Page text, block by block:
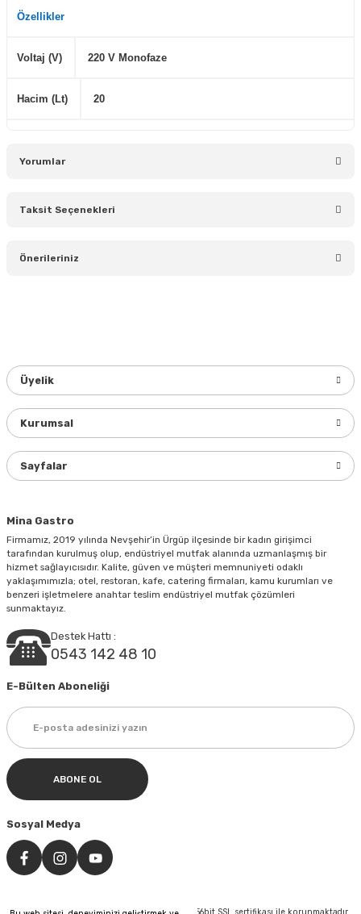
Özellikler
Voltaj (V) 220 V Monofaze
Hacim (Lt) 20
Yorumlar
Taksit Seçenekleri
Önerileriniz
Ürün bilgilerinde hatalar bulunuyor.
Bu ürüne benzer farklı alternatifler olmalı.
Gönder
Mina Gastro
Firmamız, 2019 yılında Nevşehir’in Ürgüp ilçesinde bir kadın girişimci
tarafından kurulmuş olup, endüstriyel mutfak alanında uzmanlaşmış bir
hizmet sağlayıcısıdır. Kalite, güven ve müşteri memnuniyeti odaklı
yaklaşımımızla; otel, restoran, kafe, catering firmaları, kamu kurumları ve
benzeri işletmelere anahtar teslim endüstriyel mutfak çözümleri
sunmaktayız.
Destek Hattı :
0543 142 48 10
Üyelik
Kurumsal
Sayfalar
E-Bülten Aboneliği
ABONE OL
Sosyal Medya
©Tüm hakları saklıdır. Kredi kartı bilgileriniz 256bit SSL sertifikası ile korunmaktadır.